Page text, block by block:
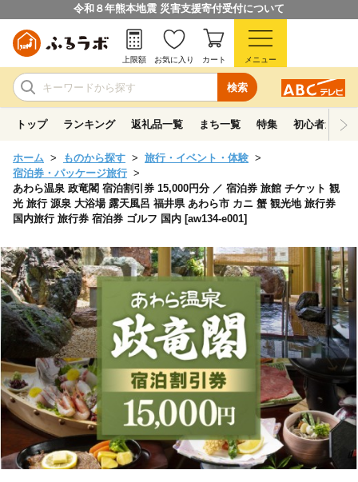
令和８年熊本地震 災害支援寄付受付について
検索
上限額 お気に入り カート メニュー
トップ ランキング 返礼品一覧 まち一覧 特集 初心者ガイド
ホーム ものから探す
旅行・イベント・体験
宿泊券・パッケージ旅行
あわら温泉 政竜閣 宿泊割引券 15,000円分 ／ 宿泊券 旅館 チケット 観
光 旅行 源泉 大浴場 露天風呂 福井県 あわら市 カニ 蟹 観光地 旅行券
国内旅行 旅行券 宿泊券 ゴルフ 国内 [aw134-e001]